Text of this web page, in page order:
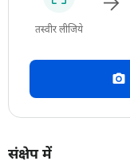
तस्वीर लीजिये
संक्षेप में